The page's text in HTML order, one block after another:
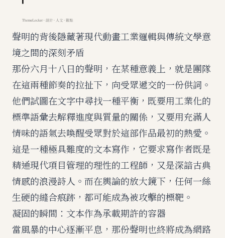
聲明的背後隱藏著現代動畫工業邏輯與傳統文學意
境之間的深刻矛盾
那份六月十八日的聲明，在某種意義上，就是團隊
在這兩種節奏的拉扯下，向受眾遞交的一份供詞。
他們試圖在文字中尋找一種平衡，既要用工業化的
標準語彙去解釋進度與質量的關係，又要用充滿人
情味的語氣去喚醒受眾對於這部作品最初的熱愛。
這是一種極具難度的文本寫作，它要求寫作者既是
精通現代項目管理的理性的工程師，又是深諳古典
情感的浪漫詩人。而在輿論的放大鏡下，任何一絲
生硬的縫合痕跡，都可能成為被攻擊的標靶。
凝固的瞬間：文本作為承載期許的容器
當風暴的中心逐漸平息，那份聲明也終將成為網路